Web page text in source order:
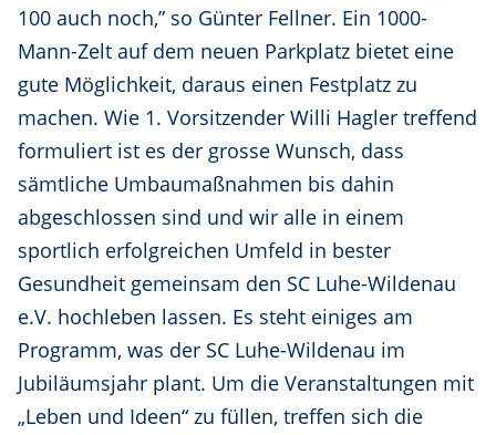
100 auch noch,” so Günter Fellner. Ein 1000-
Mann-Zelt auf dem neuen Parkplatz bietet eine
gute Möglichkeit, daraus einen Festplatz zu
machen. Wie 1. Vorsitzender Willi Hagler treffend
formuliert ist es der grosse Wunsch, dass
sämtliche Umbaumaßnahmen bis dahin
abgeschlossen sind und wir alle in einem
sportlich erfolgreichen Umfeld in bester
Gesundheit gemeinsam den SC Luhe-Wildenau
e.V. hochleben lassen. Es steht einiges am
Programm, was der SC Luhe-Wildenau im
Jubiläumsjahr plant. Um die Veranstaltungen mit
„Leben und Ideen“ zu füllen, treffen sich die